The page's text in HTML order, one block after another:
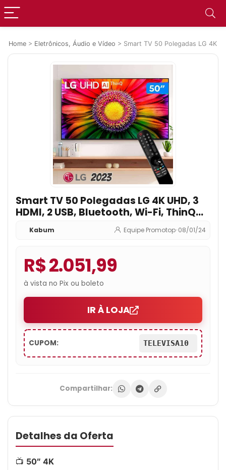
Home > Eletrônicos, Áudio e Vídeo > Smart TV 50 Polegadas LG 4K
Smart TV 50 Polegadas LG 4K UHD, 3
HDMI, 2 USB, Bluetooth, Wi-Fi, ThinQ
AI, Alexa, Google Assistente –
50UR8750PSA
Kabum Equipe Promotop•08/01/24
R$ 2.051,99
à vista no Pix ou boleto
IR À LOJA
CUPOM: TELEVISA10
Compartilhar:
Detalhes da Oferta
📺 50″ 4K